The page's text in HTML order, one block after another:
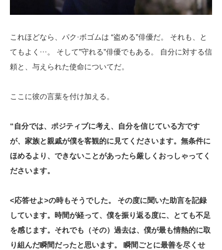
これほどなら、パク·ボゴムは “盗める”俳優だ。 それも、と
てもよく···。 そして”守れる”俳優でもある。 自分に対する信
頼と、与えられた使命についてだ。
ここに彼の言葉を付け加える。
“自分では、ポジティブに考え、自分を信じている方です
が、家族と親戚が僕を客観的に見てくださいます。 無条件に
ほめるより、できないことがあったら厳しくおっしゃってく
ださいます。
<応答せよ>の時もそうでした。 その度に聞いた助言を記録
しています。 時間が経って、僕を振り返る度に、とても不足
を感じます。 それでも（その）過去は、僕が最も情熱的に取
り組んだ瞬間だったと思います。 瞬間ごとに最善を尽くせ